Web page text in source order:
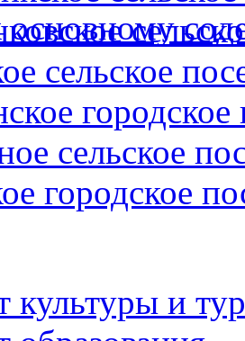
основному
сельское
городское
сельское
городское
культуры и